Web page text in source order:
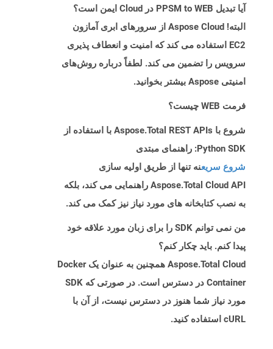
آیا تبدیل PPSM to WEB در Cloud ایمن است؟
البته! Aspose Cloud از سرورهای ابری آمازون
EC2 استفاده می کند که امنیت و انعطاف پذیری
سرویس را تضمین می کند. لطفاً درباره روش‌های
امنیتی Aspose بیشتر بخوانید.
فرمت WEB چیست؟
شروع با Aspose.Total REST APIs با استفاده از
Python SDK: راهنمای مبتدی
شروع سریعنه تنها از طریق اولیه سازی
Aspose.Total Cloud API راهنمایی می کند، بلکه
به نصب کتابخانه های مورد نیاز نیز کمک می کند.
من نمی توانم SDK را برای زبان مورد علاقه خود
پیدا کنم. باید چکار کنم؟
Aspose.Total Cloud همچنین به عنوان یک Docker
Container در دسترس است. در صورتی که SDK
مورد نیاز شما هنوز در دسترس نیست، از آن با
cURL استفاده کنید.